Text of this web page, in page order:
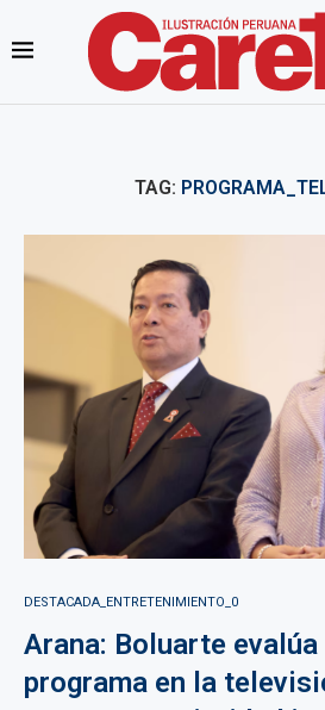
TAG:
DESTACADA_ENTRETENIMIENTO_0
Arana: Boluarte
programa en la